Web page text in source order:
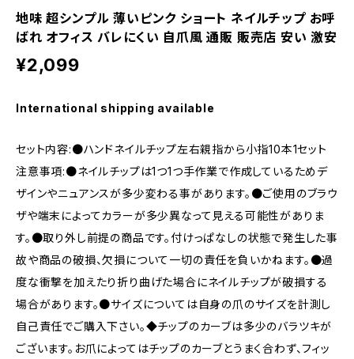
地味 超シンプル 薄いピンク ショート ネイルチップ お呼
ばれ オフィス バレにくい 自爪風 通販 販売店 安い 激安
¥2,099
International shipping available
セット内容:●ハンドネイルチップ左右親指から小指10本1セット
注意事項:●ネイルチップは1つ1つ手作業で作成しているためデ
ザインやニュアンスが多少変わる事があります。●ご使用のブラウ
ザや端末によってカラーが多少異なって見える可能性がありま
す。●取り外し前提の商品です。付けっぱなしの状態で発生した事
故や商品の破損、欠損について一切の責任を負いかねます。●過
度な衝撃を加えたり折り曲げた場合にネイルチップが破損する
場合があります。●サイズについては自身の爪のサイズを計測し
自己責任でご購入下さい。◆チップのカーブは多少のバラツキが
ございます。お爪によってはチップのカーブとうまく合わず、フィッ